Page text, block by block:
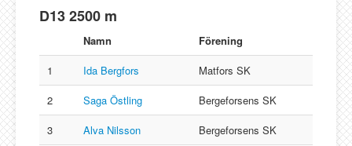
D13 2500 m
Namn
Förening
1
Ida Bergfors
Matfors SK
2
Saga Östling
Bergeforsens SK
3
Alva Nilsson
Bergeforsens SK